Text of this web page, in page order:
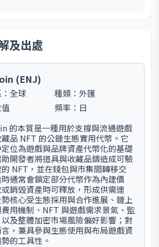
及出處
(ENJ)
全球 種類： 外匯
頻率： 日
的本質是一種用於支撐與流通遊戲
品 NFT 的公鏈生態實用代幣。它
位為遊戲與品牌資產代幣化的基礎
開發者將道具與收藏品鑄造成可驗
NFT，並在錢包與市集間轉移交
通常會鎖定部分代幣作為內建價
銷毀資產時可釋放，形成供需連
核心受生態採用與合作進展、鏈上
用機制、NFT 與遊戲需求景氣、監
及整體加密市場風險偏好影響；對
，兼具參與生態使用與布局遊戲資
的工具性。